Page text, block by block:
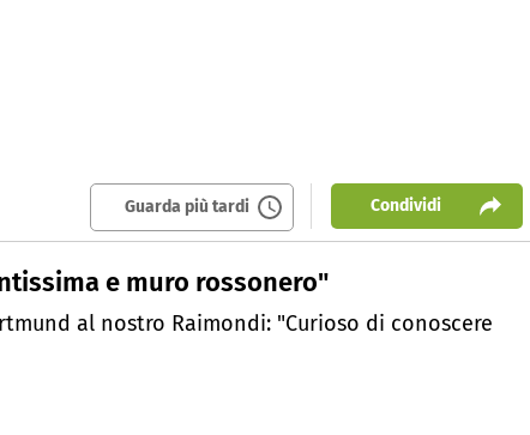
Guarda più tardi Condividi
e muro rossonero"
al nostro Raimondi: "Curioso di conoscere